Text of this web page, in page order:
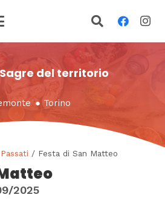
del territorio
● Torino
/ Festa di San Matteo
2025